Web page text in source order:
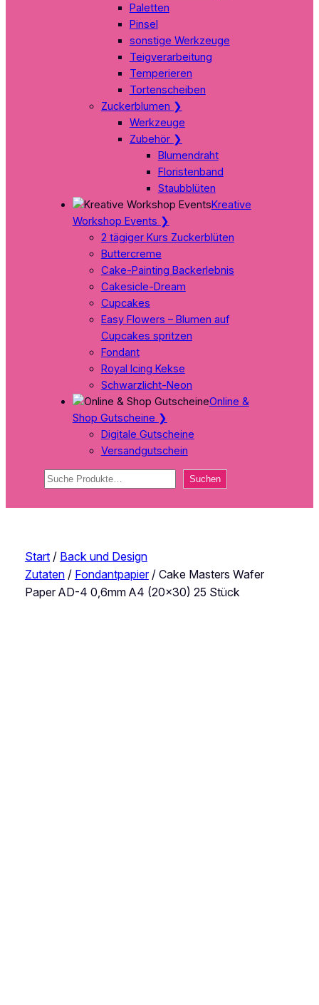
Paletten
Pinsel
sonstige Werkzeuge
Teigverarbeitung
Temperieren
Tortenscheiben
Zuckerblumen ❯
Werkzeuge
Zubehör ❯
Blumendraht
Floristenband
Staubblüten
Kreative
Workshop Events ❯
2 tägiger Kurs Zuckerblüten
Buttercreme
Cake-Painting Backerlebnis
Cakesicle-Dream
Cupcakes
Easy Flowers – Blumen auf
Cupcakes spritzen
Fondant
Royal Icing Kekse
Schwarzlicht-Neon
Online &
Shop Gutscheine ❯
Digitale Gutscheine
Versandgutschein
Suchen Suchen
Start/ Back und Design
Zutaten/ Fondantpapier/ Cake Masters Wafer
Paper AD-4 0,6mm A4 (20×30) 25 Stück